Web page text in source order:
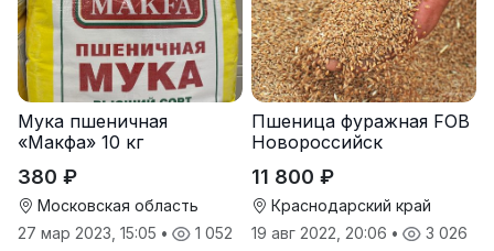
Мука пшеничная
«Макфа» 10 кг
380 ₽
Московская область
27 мар 2023, 15:05 • 1 052
Пшеница фуражная FOB
Новороссийск
11 800 ₽
Краснодарский край
19 авг 2022, 20:06 • 3 026